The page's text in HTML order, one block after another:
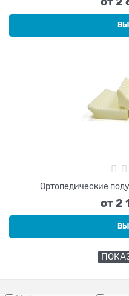
Ортопедические
от2